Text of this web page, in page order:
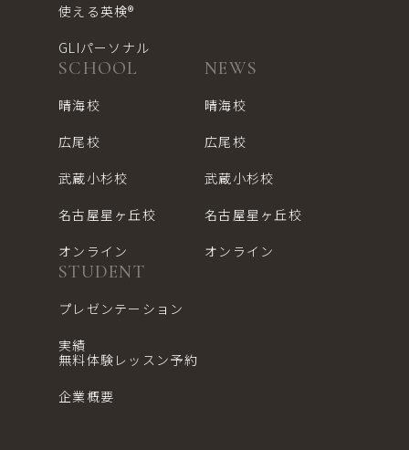
使える英検®︎
GLIパーソナル
SCHOOL
晴海校
広尾校
武蔵小杉校
名古屋星ヶ丘校
オンライン
NEWS
晴海校
広尾校
武蔵小杉校
名古屋星ヶ丘校
オンライン
STUDENT
プレゼンテーション
実績
無料体験レッスン予約
企業概要